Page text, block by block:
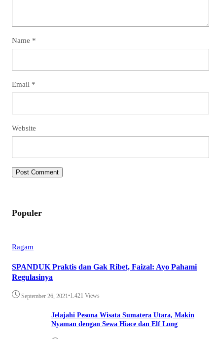
Name *
Email *
Website
Populer
Ragam
SPANDUK Praktis dan Gak Ribet, Faizal: Ayo Pahami
Regulasinya
September 26, 2021•1.421 Views
Jelajahi Pesona Wisata Sumatera Utara, Makin
Nyaman dengan Sewa Hiace dan Elf Long